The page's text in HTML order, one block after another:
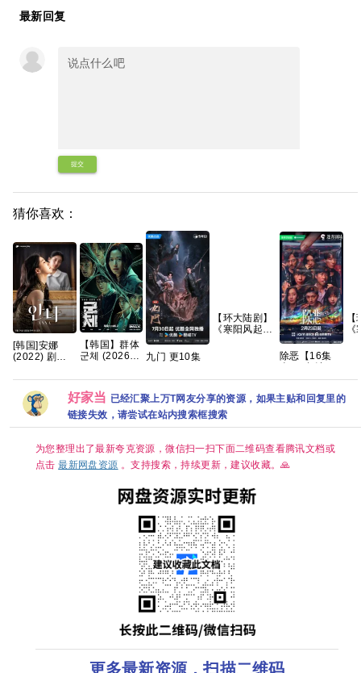
最新回复
提交
猜你喜欢：
[韩国]安娜
(2022) 剧情
彩 / 金俊翰 /
朴艺荣 又名:
第二个安娜 /
두 번째 안나 /
Anna 夸克
【韩国】群体
군체 (2026)
悬疑 / 惊悚 又
名: 尸杀禁区
(港) / 尸速禁
区(台) 夸克 影
被封锁的建筑
内，孤立无援
的幸存者们对
形态进化的感
染者的故事。
九门 更10集
高码【夸克百
度网盘+】
【环大陆剧】
《寒阳风起春
【共16集】
除恶【16集
彩】手慢无 迷
人性犯罪大剧
好家当 已经汇聚上万T网友分享的资源，如果主贴和回复里的
链接失效，请尝试在站内搜索框搜索
为您整理出了最新夸克资源，微信扫一扫下面二维码查看腾讯文档或
点击最新网盘资源 。支持搜索，持续更新，建议收藏。🙏
更多最新资源，扫描二维码